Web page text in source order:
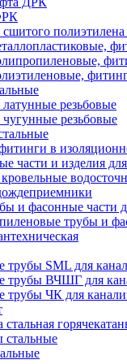
резьбовые
резьбовые
в
части и изделия
и фасонные части
трубы и
трубы SML для
трубы ВЧШГ для
трубы ЧК для
стальные